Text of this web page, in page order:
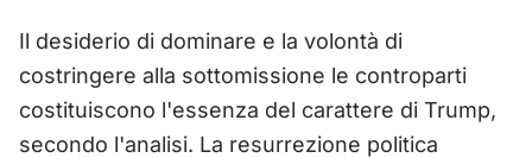
Il desiderio di dominare e la volontà di
costringere alla sottomissione le controparti
costituiscono l'essenza del carattere di Trump,
secondo l'analisi. La resurrezione politica